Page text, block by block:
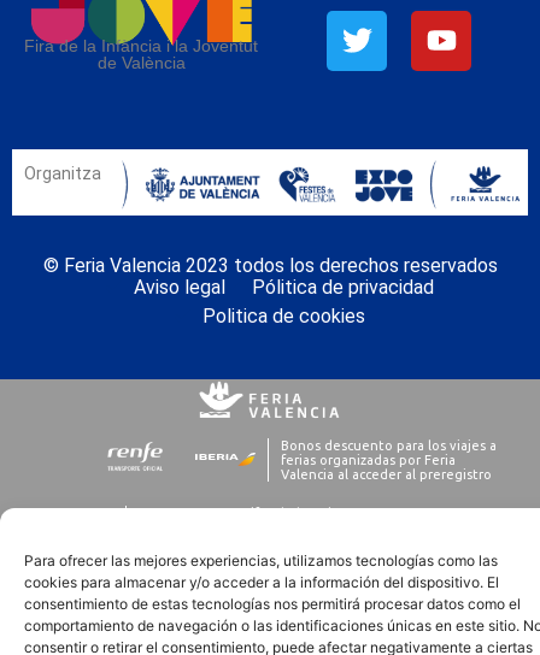
Para ofrecer las mejores experiencias, utilizamos tecnologías como las
cookies para almacenar y/o acceder a la información del dispositivo. El
consentimiento de estas tecnologías nos permitirá procesar datos como el
comportamiento de navegación o las identificaciones únicas en este sitio.
consentir o retirar el consentimiento, puede afectar negativamente a ciertas
Fira de la Infància i la Joventut
de València
Organitza
© Feria Valencia 2023 todos los derechos reservados
Aviso legal
Pólitica de privacidad
Politica de cookies